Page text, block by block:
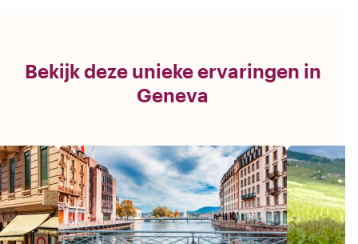
Bekijk deze unieke ervaringen in
Geneva